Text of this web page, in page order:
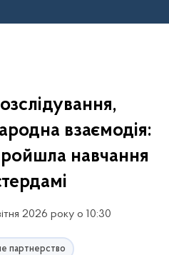
взаємодія:
навчання
2026 року о 10:30
партнерство